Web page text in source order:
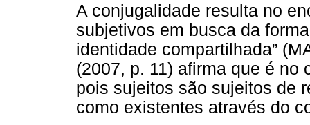
A conjugalidade resulta no
subjetivos em busca da
identidade compartilhada”
(2007, p. 11) afirma que é
pois sujeitos são sujeitos de
como existentes através do